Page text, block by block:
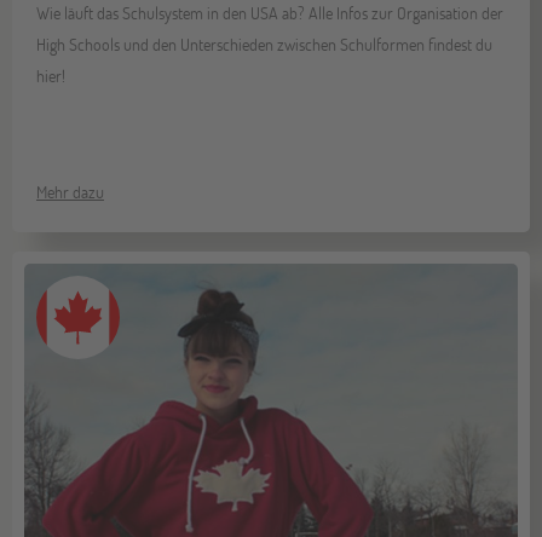
Wie läuft das Schulsystem in den USA ab? Alle Infos zur Organisation der
High Schools und den Unterschieden zwischen Schulformen findest du
hier!
Mehr dazu